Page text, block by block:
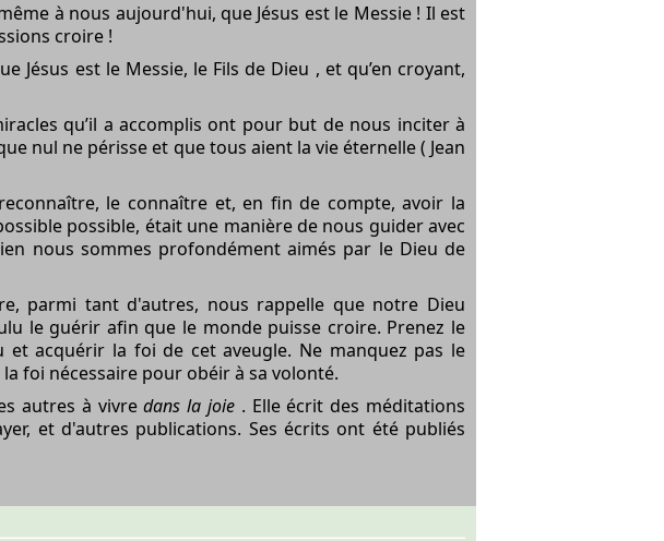
à nous aujourd'hui, que Jésus est le Messie ! Il est
croire !
Jésus est le Messie, le Fils de Dieu , et qu’en croyant,
qu’il a accomplis ont pour but de nous inciter à
nul ne périsse et que tous aient la vie éternelle ( Jean
le connaître et, en fin de compte, avoir la
possible, était une manière de nous guider avec
nous sommes profondément aimés par le Dieu de
parmi tant d'autres, nous rappelle que notre Dieu
le guérir afin que le monde puisse croire. Prenez le
et acquérir la foi de cet aveugle. Ne manquez pas le
foi nécessaire pour obéir à sa volonté.
autres à vivredans la joie . Elle écrit des méditations
et d'autres publications. Ses écrits ont été publiés